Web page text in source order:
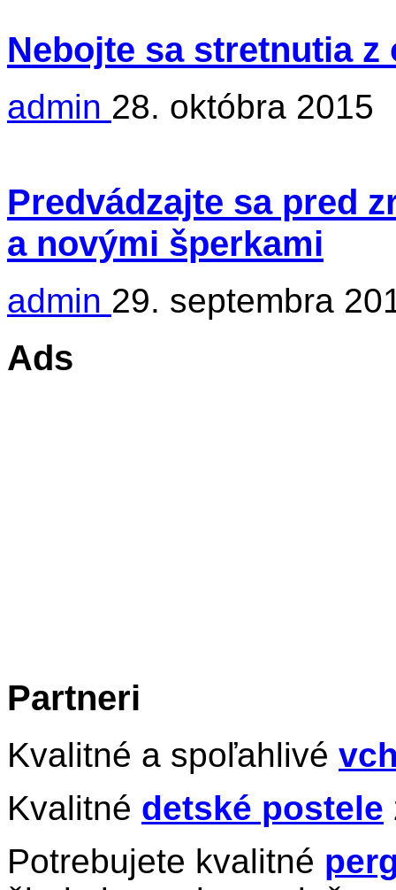
Nebojte sa stretnutia z
admin 28. októbra 2015
Predvádzajte sa pred
a novými šperkami
admin 29. septembra
Ads
Partneri
Kvalitné a spoľahlivé
Kvalitné detské postele
Potrebujete kvalitné